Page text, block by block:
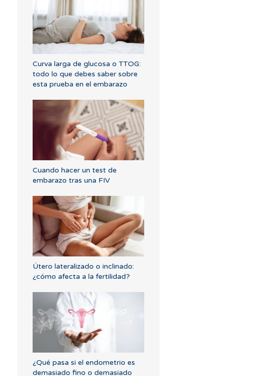
Curva larga de glucosa o TTOG:
todo lo que debes saber sobre
esta prueba en el embarazo
Cuando hacer un test de
embarazo tras una FIV
Útero lateralizado o inclinado:
¿cómo afecta a la fertilidad?
¿Qué pasa si el endometrio es
demasiado fino o demasiado